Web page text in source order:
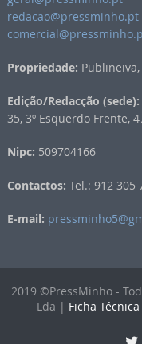
redacao@pressminho.pt
Propriedade: Publineiva,
Edição/Redacção (sede):
35, 3º Esquerdo Frente,
Nipc: 509704166
Contactos: Tel.: 912 305
E-mail:
2019 ©PressMinho -
Lda | Ficha Técnica